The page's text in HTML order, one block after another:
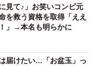
見て♪」お笑いコンビ元
救う資格を取得「ええ
」→本名も明らかに
届けたい…「お盆玉」っ